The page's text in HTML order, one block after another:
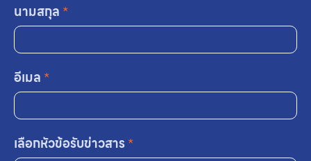
นามสกุล *
อีเมล *
เลือกหัวข้อรับข่าวสาร*